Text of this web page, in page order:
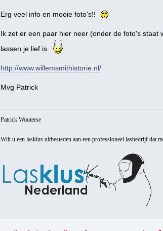
Erg veel info en mooie foto's!!
Ik zet er een paar hier neer (onder de foto's
lassen je lief is.
http://www.willemsmithistorie.nl/
Mvg Patrick
Patrick Wouterse
Wilt u een lasklus uitbesteden aan een professioneel lasbedrijf dat